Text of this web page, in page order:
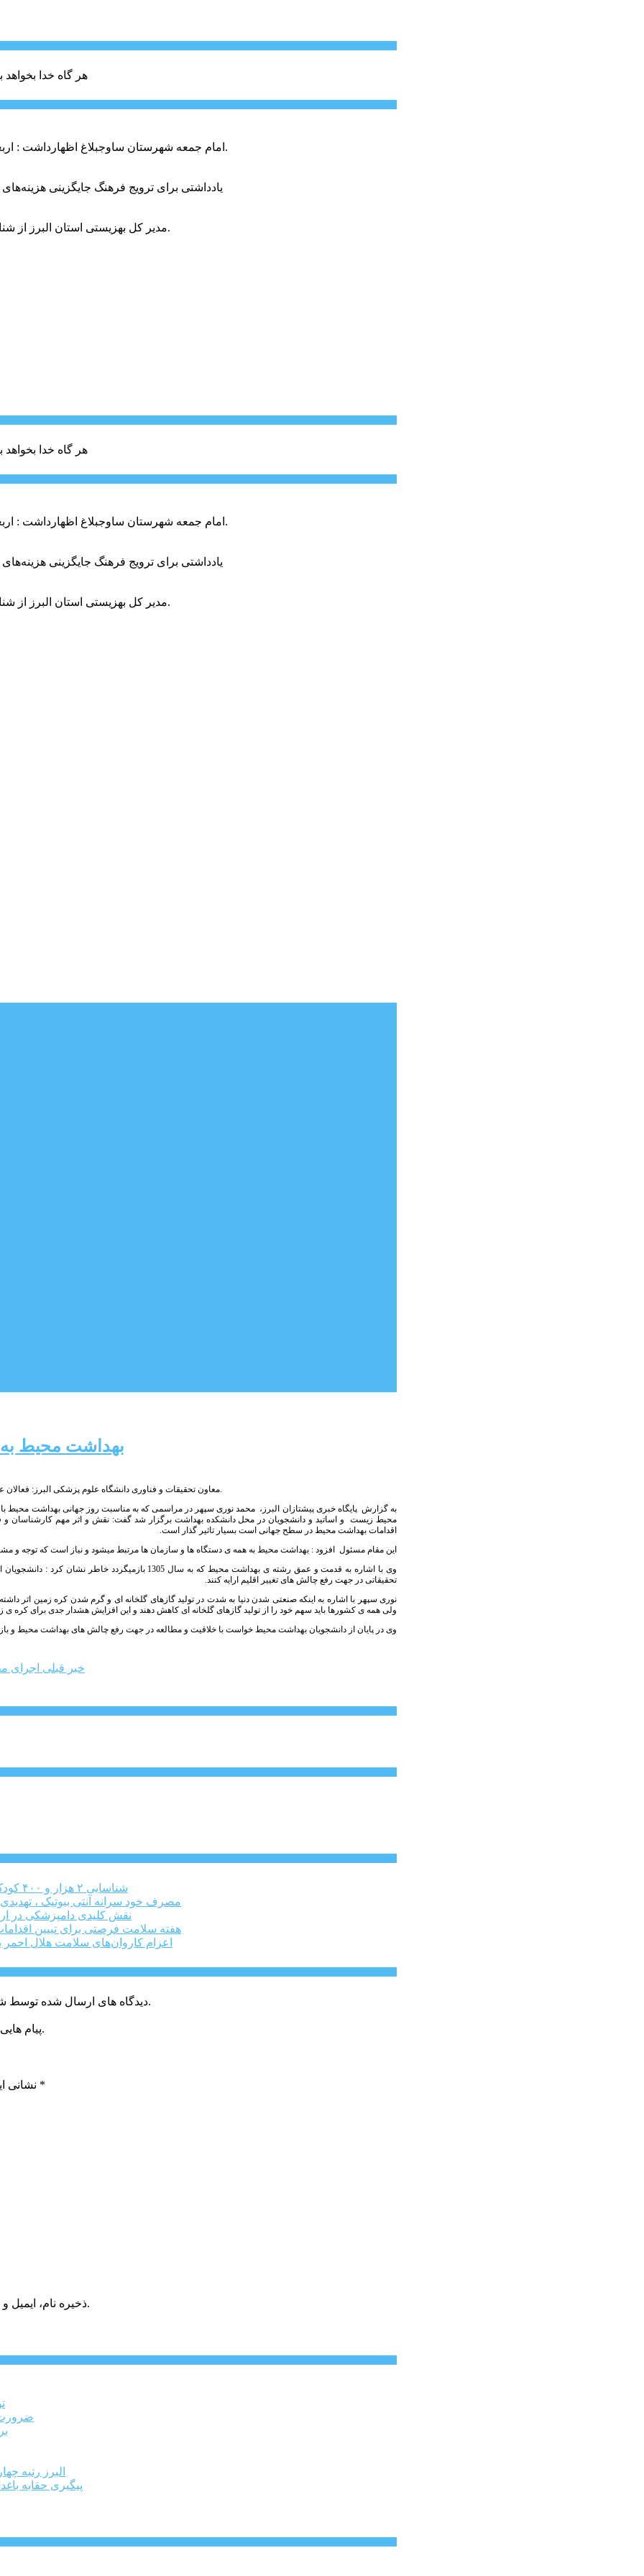
هر گاه خدا بخواهد
امام جمعه شهرستان ساوجبلاغ اظهارداشت : اربعین امسال سراسر حماسه خونخواهی و مرگ بر آمریکا و اسرائیل بود.
یادداشتی برای ترویج فرهنگ جایگزینی
مدیر کل بهزیستی استان البرز از شناسایی ۲ هزار و ۴۰۰ کودک دارای اختلالات بینایی در این استان خبر داد.
هر گاه خدا بخواهد
امام جمعه شهرستان ساوجبلاغ اظهارداشت : اربعین امسال سراسر حماسه خونخواهی و مرگ بر آمریکا و اسرائیل بود.
یادداشتی برای ترویج فرهنگ جایگزینی
مدیر کل بهزیستی استان البرز از شناسایی ۲ هزار و ۴۰۰ کودک دارای اختلالات بینایی در این استان خبر داد.
بهداشت محیط
معاون تحقیقات و فناوری دانشگاه علوم پزشکی البرز: فعالان عرصه ی بهداشت محیط در یکپارچه سازی اقدامات پیشگیری از تغییر اقلیم نقش آفرینی کنند.
به گزارش پایگاه خبری پیشتازان البرز، محمد نوری سپهر در مراسمی که به مناسبت روز جهانی بهداشت محیط
محیط زیست و اساتید و دانشجویان در محل دانشکده بهداشت برگزار شد گفت: نقش و اثر مهم کارشناسان و
اقدامات بهداشت محیط در سطح جهانی است بسیار تاثیر گذار است.
این مقام مسئول افزود : بهداشت محیط به همه ی دستگاه ها و سازمان ها مرتبط میشود و نیاز است که توجه
وی با اشاره به قدمت و عمق رشته ی بهداشت محیط که به سال
تحقیقاتی در جهت رفع چالش های تغییر اقلیم ارایه کنند.
نوری سپهر با اشاره به اینکه صنعتی شدن دنیا به شدت در تولید گازهای گلخانه ای و گرم شدن کره زمین اثر
ولی همه ی کشورها باید سهم خود را از تولید گازهای گلخانه ای کاهش دهند و این افزایش هشدار جدی برای کره ی
وی در پایان از دانشجویان بهداشت محیط خواست با خلاقیت و مطالعه در جهت رفع چالش های بهداشت محیط و
خبر قبلی اجرای
شناسایی ۲ هزار و ۴۰۰ کودک دارای اختلالات بینایی در البرز
مصرف خود سرانه آنتی بیوتیک ،
نقش کلیدی دامپزشکی در
هفته سلامت فرصتی برای تبیین
اعزام کاروان‌های سلامت هلال احمر
دیدگاه های ارسال شده توسط شما، پس از تایید توسط خبرگزاری الف در وب منتشر خواهد شد.
پیام هایی که به غیر از زبان فارسی یا غیر مرتبط باشد منتشر نخواهد شد.
نشانی *
ذخیره نام، ایمیل و وبسایت من در مرورگر برای زمانی که دوباره دیدگاهی می‌نویسم.
ضرورت
البرز رتبه چهارم
پیگیری حقابه